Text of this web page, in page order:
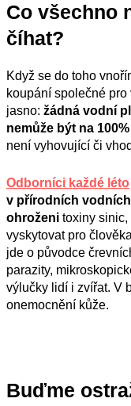
Co všechno
číhat?
Když se do toho
koupání společné
jasno: žádná vodní
nemůže být na
není vyhovující či
Odborníci každé léto
v přírodních
ohroženi toxiny sinic,
vyskytovat pro
jde o původce
parazity,
výlučky lidí i zvířat. V
onemocnění kůže.
Buďme